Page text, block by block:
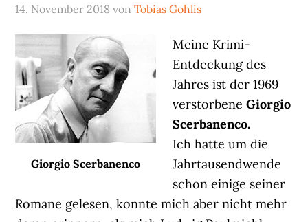
14. November 2018 vonTobias Gohlis
Giorgio Scerbanenco
Meine Krimi-
Entdeckung des
Jahres ist der 1969
verstorbeneGiorgio
Scerbanenco.
Ich hatte um die
Jahrtausendwende
schon einige seiner
Romane gelesen, konnte mich aber nicht mehr